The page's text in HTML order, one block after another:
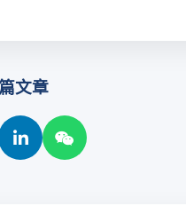
文章